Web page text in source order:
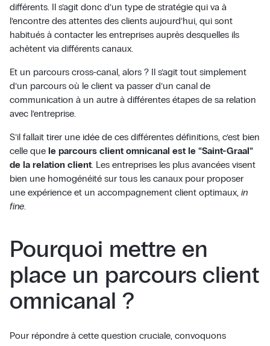
différents. Il s’agit donc d’un type de stratégie qui va à
l’encontre des attentes des clients aujourd’hui, qui sont
habitués à contacter les entreprises auprès desquelles ils
achètent via différents canaux.
Et un parcours cross-canal, alors ? Il s’agit tout simplement
d’un parcours où le client va passer d’un canal de
communication à un autre à différentes étapes de sa relation
avec l’entreprise.
S’il fallait tirer une idée de ces différentes définitions, c’est bien
celle que le parcours client omnicanal est le “Saint-Graal”
de la relation client. Les entreprises les plus avancées visent
bien une homogénéité sur tous les canaux pour proposer
une expérience et un accompagnement client optimaux, in
fine.
Pourquoi mettre en
place un parcours client
omnicanal ?
Pour répondre à cette question cruciale, convoquons